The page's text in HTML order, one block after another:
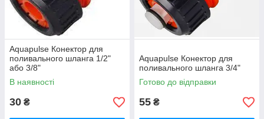
Aquapulse Конектор для
поливального шланга 1/2"
або 3/8"
В наявності
30 ₴
Aquapulse Конектор для
поливального шланга 3/4"
Готово до відправки
55 ₴